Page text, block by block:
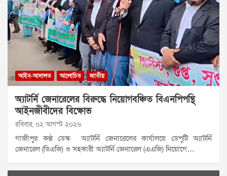
আইন-আদালত আলোচিত জাতীয়
অ্যাটর্নি জেনারেলের বিরুদ্ধে নিয়োগবঞ্চিত বিএনপিপন্থি
আইনজীবীদের বিক্ষোভ
রবিবার, ০২ আগস্ট ২০২৬
গাজীপুর কণ্ঠ ডেস্ক অ্যাটর্নি জেনারেলের কার্যালয়ে ডেপুটি অ্যাটর্নি
জেনারেল (ডিএজি) ও সহকারী অ্যাটর্নি জেনারেল (এএজি) নিয়োগে…